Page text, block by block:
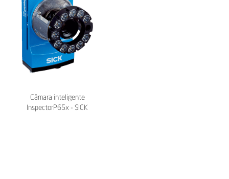
Câmara inteligente
InspectorP65x - SICK